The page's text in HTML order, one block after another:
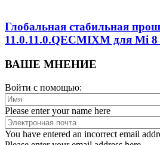
Глобальная стабильная
11.0.11.0.QECMIXM для Mi
ВАШЕ МНЕНИЕ
Войти с помощью:
Please enter your name here
You have entered an incorrect email